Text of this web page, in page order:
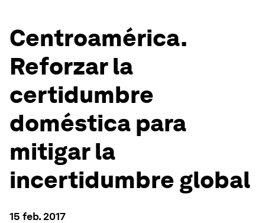
Centroamérica.
Reforzar la
certidumbre
doméstica para
mitigar la
incertidumbre global
15 feb. 2017